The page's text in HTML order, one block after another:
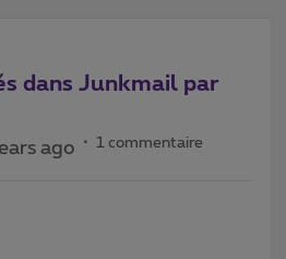
dans Junkmail par
ago 1 commentaire